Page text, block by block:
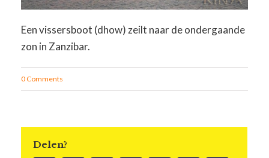
Een vissersboot (dhow) zeilt naar de ondergaande
zon in Zanzibar.
0 Comments
Delen?